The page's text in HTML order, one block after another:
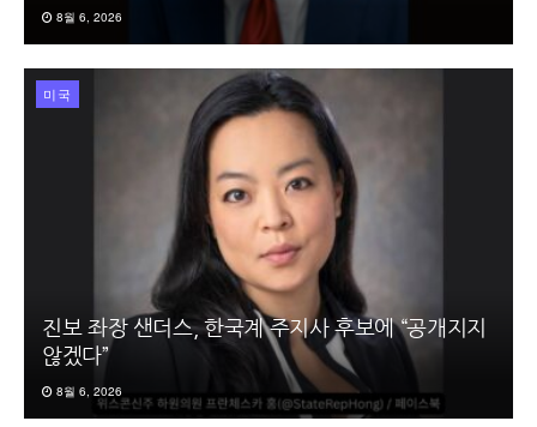
8월 6, 2026
미국
진보 좌장 샌더스, 한국계 주지사 후보에 “공개지지
않겠다”
8월 6, 2026